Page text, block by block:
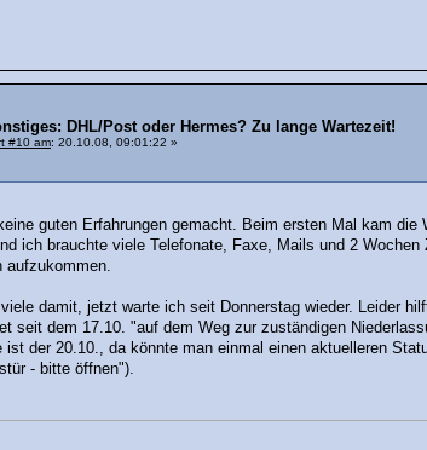
DHL/Post oder Hermes? Zu lange Wartezeit!
#10 am: 20.10.08, 09:01:22 »
guten Erfahrungen gemacht. Beim ersten Mal kam die
ich brauchte viele Telefonate, Faxe, Mails und 2
aufzukommen.
damit, jetzt warte ich seit Donnerstag wieder. Leider
seit dem 17.10. "auf dem Weg zur zuständigen
ist der 20.10., da könnte man einmal einen aktuelleren
- bitte öffnen").